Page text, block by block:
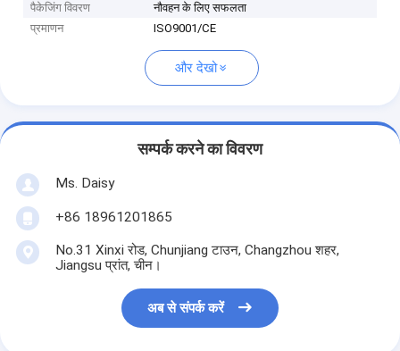
पैकेजिंग विवरण
नौवहन के लिए सफलता
प्रमाणन
ISO9001/CE
और देखो
सम्पर्क करने का विवरण
Ms. Daisy
+86 18961201865
No.31 Xinxi रोड, Chunjiang टाउन, Changzhou शहर,
Jiangsu प्रांत, चीन।
अब से संपर्क करें